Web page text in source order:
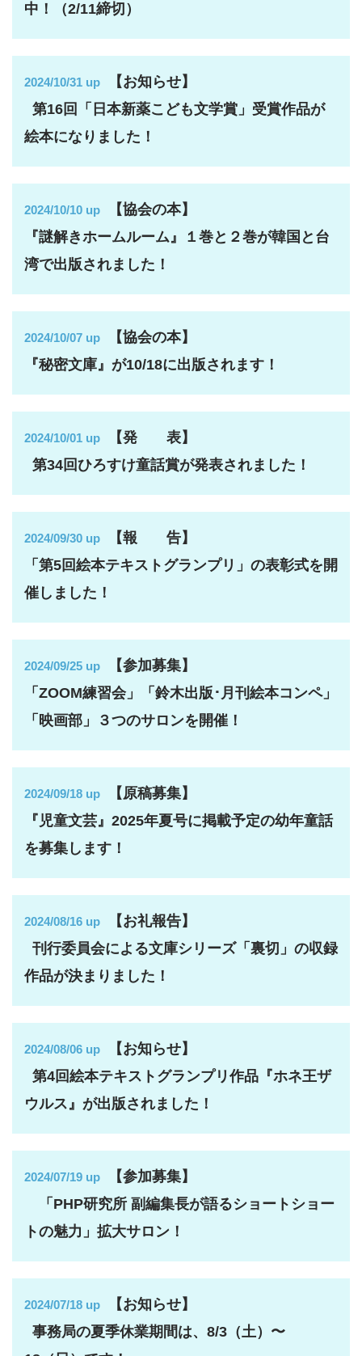
中！（2/11締切）
2024/10/31 up 【お知らせ】
第16回「日本新薬こども文学賞」受賞作品が
絵本になりました！
2024/10/10 up
【協会の本】
『謎解きホームルーム』１巻と２巻が韓国と台
湾で出版されました！
2024/10/07 up
【協会の本】
『秘密文庫』が10/18に出版されます！
2024/10/01 up
【発 表】
第34回ひろすけ童話賞が発表されました！
2024/09/30 up
【報 告】
「第5回絵本テキストグランプリ」の表彰式を開
催しました！
2024/09/25 up 【参加募集】
「ZOOM練習会」「鈴木出版･月刊絵本コンペ」
「映画部」３つのサロンを開催！
2024/09/18 up
【原稿募集】
『児童文芸』2025年夏号に掲載予定の幼年童話
を募集します！
2024/08/16 up
【お礼報告】
刊行委員会による文庫シリーズ「裏切」の収録
作品が決まりました！
2024/08/06 up 【お知らせ】
第4回絵本テキストグランプリ作品『ホネ王ザ
ウルス』が出版されました！
2024/07/19 up 【参加募集】
「 PHP研究所 副編集長が語るショートショー
トの魅力」拡大サロン！
2024/07/18 up 【お知らせ】
事務局の夏季休業期間は、8/3（土）〜